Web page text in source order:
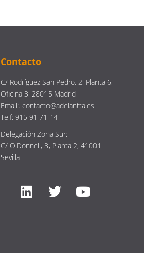
Contacto
C/ Rodríguez San Pedro, 2, Planta 6,
Oficina 3, 28015 Madrid
Email:. contacto@adelantta.es
Telf: 915 91 71 14
Delegación Zona Sur:
C/ O'Donnell, 3, Planta 2, 41001
Sevilla